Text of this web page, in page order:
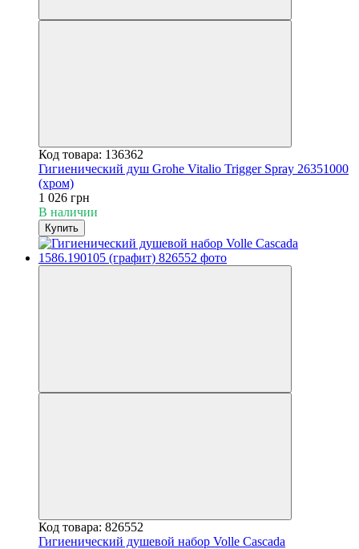
Код товара: 136362
Гигиенический душ Grohe Vitalio Trigger Spray 26351000
(хром)
1 026 грн
В наличии
Купить
Код товара: 826552
Гигиенический душевой набор Volle Cascada